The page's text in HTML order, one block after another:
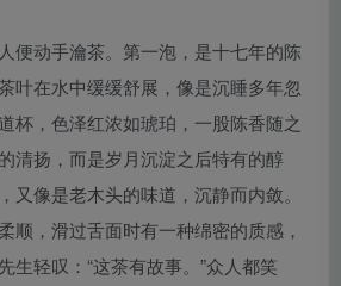
便动手瀹茶。第一泡，是十七年的陈
叶在水中缓缓舒展，像是沉睡多年忽
杯，色泽红浓如琥珀，一股陈香随之
扬，而是岁月沉淀之后特有的醇
又像是老木头的味道，沉静而内敛。
顺，滑过舌面时有一种绵密的质感，
生轻叹：“这茶有故事。”众人都笑